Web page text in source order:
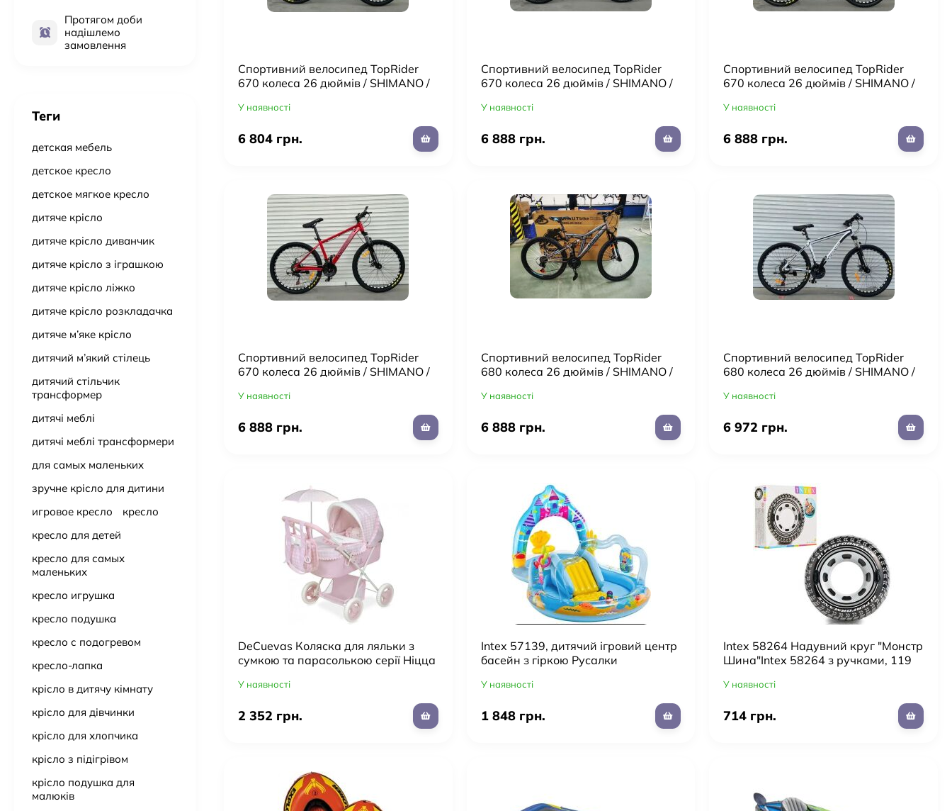
Cпортивний велосипед TopRider
670 колеса 26 дюймів / SHIMANO /
Бронзовий
У наявності
6 804 грн.
Cпортивний велосипед TopRider
670 колеса 26 дюймів / SHIMANO /
Бронзовий
У наявності
6 888 грн.
Cпортивний велосипед TopRider
670 колеса 26 дюймів / SHIMANO /
У наявності
6 888 грн.
Cпортивний велосипед TopRider
670 колеса 26 дюймів / SHIMANO /
Червоный
У наявності
6 888 грн.
Cпортивний велосипед TopRider
680 колеса 26 дюймів / SHIMANO /
У наявності
6 888 грн.
Cпортивний велосипед TopRider
680 колеса 26 дюймів / SHIMANO /
У наявності
6 972 грн.
DeCuevas Коляска для ляльки з
сумкою та парасолькою серії Ніцца
У наявності
2 352 грн.
Intex 57139, дитячий ігровий центр
басейн з гіркою Русалки
У наявності
1 848 грн.
Intex 58264 Надувний круг "Монстр
Шина"Intex 58264 з ручками, 119
У наявності
714 грн.
Протягом доби
надішлемо
замовлення
Теги
детская мебель
детское кресло
детское мягкое кресло
дитяче крісло
дитяче крісло диванчик
дитяче крісло з іграшкою
дитяче крісло ліжко
дитяче крісло розкладачка
дитяче м’яке крісло
дитячий м’який стілець
дитячий стільчик
трансформер
дитячі меблі
дитячі меблі трансформери
для самых маленьких
зручне крісло для дитини
игровое кресло
кресло
кресло для детей
кресло для самых
маленьких
кресло игрушка
кресло подушка
кресло с подогревом
кресло-лапка
крісло в дитячу кімнату
крісло для дівчинки
крісло для хлопчика
крісло з підігрівом
крісло подушка для
малюків